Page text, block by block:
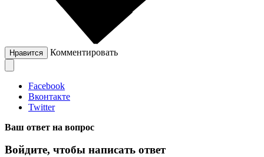
Нравится Комментировать
Facebook
Вконтакте
Twitter
Ваш ответ на вопрос
Войдите, чтобы написать ответ